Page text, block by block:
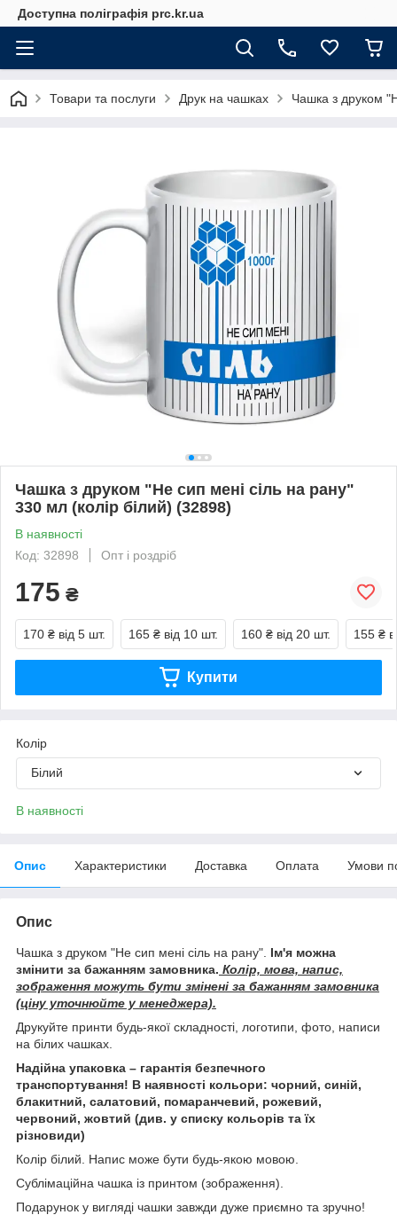
Доступна поліграфія prc.kr.ua
Товари та послуги Друк на чашках Чашка з друком
Чашка з друком "Не сип мені сіль на рану"
330 мл (колір білий) (32898)
В наявності
Код: 32898
Опт і роздріб
175 ₴
170 ₴ від 5 шт. 165 ₴ від 10 шт. 160 ₴ від 20 шт. 155 ₴
Купити
Колір
Білий
В наявності
Опис Характеристики Доставка Оплата Умови
Опис
Чашка з друком "Не сип мені сіль на рану". Ім'я можна
змінити за бажанням замовника. Колір, мова, напис,
зображення можуть бути змінені за бажанням замовника
(ціну уточнюйте у менеджера).
Друкуйте принти будь-якої складності, логотипи, фото, написи
на білих чашках.
Надійна упаковка – гарантія безпечного
транспортування! В наявності кольори: чорний, синій,
блакитний, салатовий, помаранчевий, рожевий,
червоний, жовтий (див. у списку кольорів та їх
різновиди)
Колір білий. Напис може бути будь-якою мовою.
Сублімаційна чашка із принтом (зображення).
Подарунок у вигляді чашки завжди дуже приємно та зручно!